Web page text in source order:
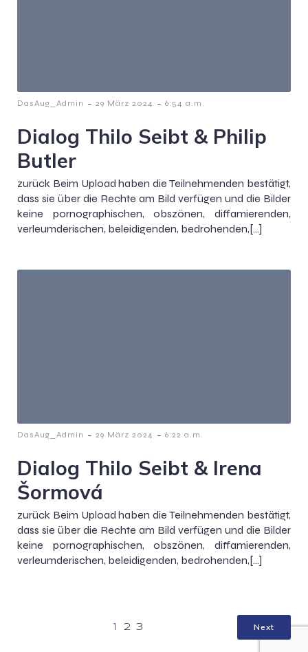
DasAug_Admin - 29 März 2024 - 6:54 a.m.
Dialog Thilo Seibt & Philip
Butler
zurück Beim Upload haben die Teilnehmenden bestätigt,
dass sie über die Rechte am Bild verfügen und die Bilder
keine pornographischen, obszönen, diffamierenden,
verleumderischen, beleidigenden, bedrohenden,[…]
DasAug_Admin - 29 März 2024 - 6:22 a.m.
Dialog Thilo Seibt & Irena
Šormová
zurück Beim Upload haben die Teilnehmenden bestätigt,
dass sie über die Rechte am Bild verfügen und die Bilder
keine pornographischen, obszönen, diffamierenden,
verleumderischen, beleidigenden, bedrohenden,[…]
1 2 3 Next